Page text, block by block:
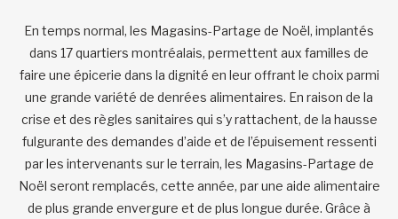
En temps normal, les Magasins-Partage de Noël, implantés
dans 17 quartiers montréalais, permettent aux familles de
faire une épicerie dans la dignité en leur offrant le choix parmi
une grande variété de denrées alimentaires. En raison de la
crise et des règles sanitaires qui s’y rattachent, de la hausse
fulgurante des demandes d’aide et de l’épuisement ressenti
par les intervenants sur le terrain, les Magasins-Partage de
Noël seront remplacés, cette année, par une aide alimentaire
de plus grande envergure et de plus longue durée. Grâce à